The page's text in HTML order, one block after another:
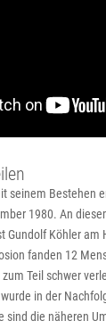
seinem Bestehen
1980. An
Gundolf Köhler am
fanden 12
Teil schwer
in der
sind die näheren